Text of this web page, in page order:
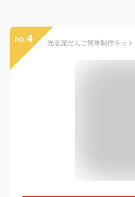
no. 4